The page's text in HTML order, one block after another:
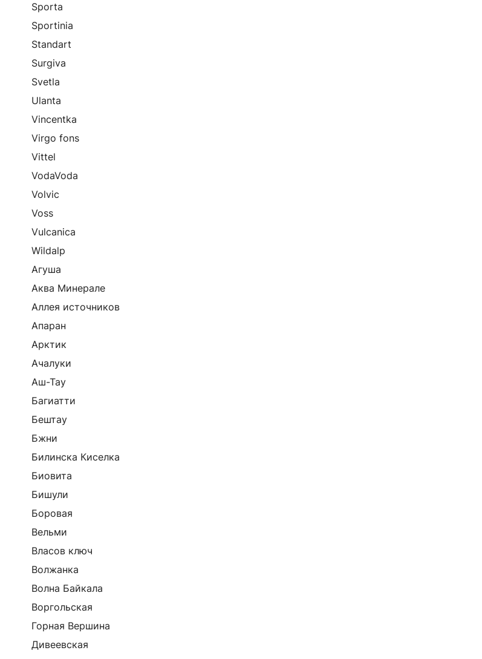
Sporta
Sportinia
Standart
Surgiva
Svetla
Ulanta
Vincentka
Virgo fons
Vittel
VodaVoda
Volvic
Voss
Vulcanica
Wildalp
Агуша
Аква Минерале
Аллея источников
Апаран
Арктик
Ачалуки
Аш-Тау
Багиатти
Бештау
Бжни
Билинска Киселка
Биовита
Бишули
Боровая
Вельми
Власов ключ
Волжанка
Волна Байкала
Воргольская
Горная Вершина
Дивеевская